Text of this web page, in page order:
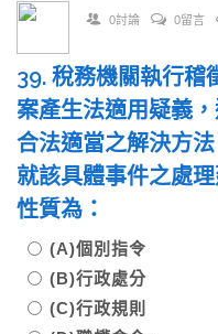
0討論 0留言
39. 稅務機關執行稽
案產生法適用疑義
合法適當之解決方
就該具體事件之處
性質為：
(A)個別指令
(B)行政處分
(C)行政規則